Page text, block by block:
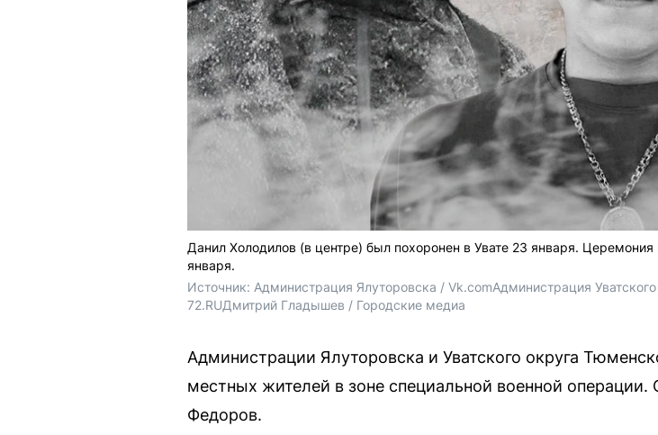
Данил Холодилов (в центре) был похоронен в Увате 23 января.
января.
Источник: Администрация Ялуторовска / Vk.comАдминистрация
72.RUДмитрий Гладышев / Городские медиа
Администрации Ялуторовска и Уватского округа
местных жителей в зоне специальной военной
Федоров.